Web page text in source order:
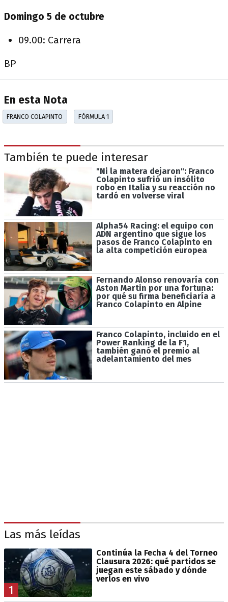
Domingo 5 de octubre
09.00: Carrera
BP
En esta Nota
FRANCO COLAPINTO FÓRMULA 1
También te puede interesar
"Ni la matera dejaron": Franco
Colapinto sufrió un insólito
robo en Italia y su reacción no
tardó en volverse viral
Alpha54 Racing: el equipo con
ADN argentino que sigue los
pasos de Franco Colapinto en
la alta competición europea
Fernando Alonso renovaría con
Aston Martin por una fortuna:
por qué su firma beneficiaría a
Franco Colapinto en Alpine
Franco Colapinto, incluido en el
Power Ranking de la F1,
también ganó el premio al
adelantamiento del mes
Las más leídas
1
Continúa la Fecha 4 del Torneo
Clausura 2026: qué partidos se
juegan este sábado y dónde
verlos en vivo